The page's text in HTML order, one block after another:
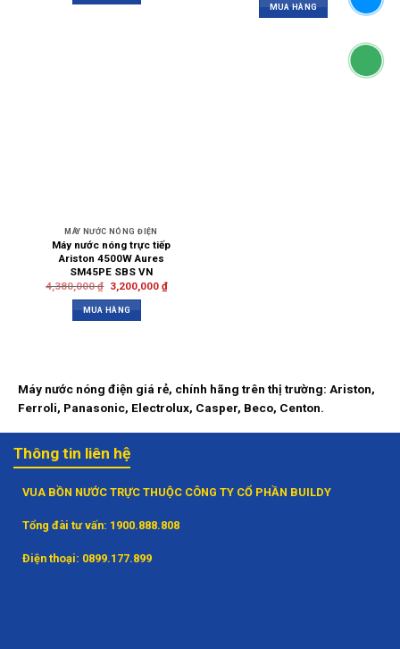
MUA HÀNG
MÁY NƯỚC NÓNG ĐIỆN
Máy nước nóng trực tiếp
Ariston 4500W Aures
SM45PE SBS VN
4,380,000₫ 3,200,000 ₫
MUA HÀNG
Máy nước nóng điện giá rẻ, chính hãng trên thị trường: Ariston,
Ferroli, Panasonic, Electrolux, Casper, Beco, Centon.
Thông tin liên hệ
VUA BỒN NƯỚC TRỰC THUỘC CÔNG TY CỔ PHẦN BUILDY
Tổng đài tư vấn: 1900.888.808
Điện thoại: 0899.177.899